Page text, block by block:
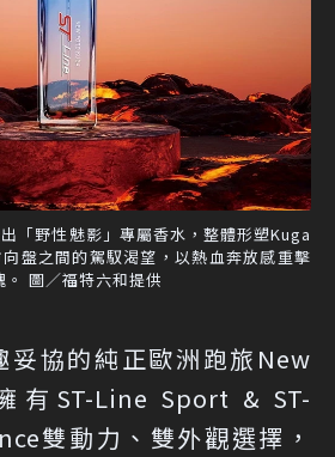
「野性魅影」專屬香水，整體形塑Kuga
盤之間的駕馭渴望，以熱血奔放感重擊
圖／福特六和提供
妥協的純正歐洲跑旅New
有ST-Line Sport & ST-
雙動力、雙外觀選擇，